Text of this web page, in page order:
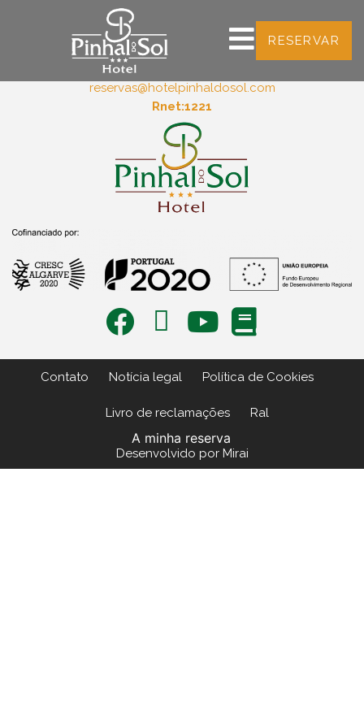
RESERVAR
Sitio do Semino
Quarteira
+351 289302834 (Chamada para a rede fixa nacional)
reservas@hotelpinhaldosol.com
Rnet:1221
Contato Notícia legal Política de Cookies
Livro de reclamações Ral
A minha reserva
Desenvolvido por Mirai